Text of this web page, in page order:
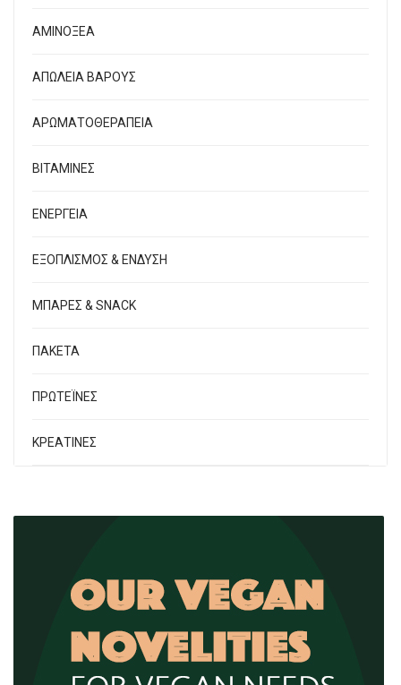
ΑΜΙΝΟΞΕΑ
ΑΠΩΛΕΙΑ ΒΑΡΟΥΣ
ΑΡΩΜΑΤΟΘΕΡΑΠΕΙΑ
ΒΙΤΑΜΙΝΕΣ
ΕΝΕΡΓΕΙΑ
ΕΞΟΠΛΙΣΜΟΣ & ΕΝΔΥΣΗ
ΜΠΑΡΕΣ & SNACK
ΠΑΚΕΤΑ
ΠΡΩΤΕΪΝΕΣ
ΚΡΕΑΤΙΝΕΣ